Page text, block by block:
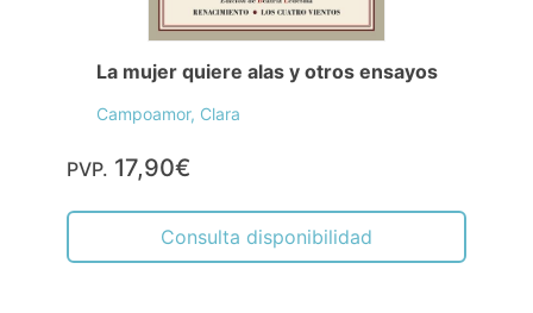
La mujer quiere alas y otros ensayos
Campoamor, Clara
PVP. 17,90€
Consulta disponibilidad